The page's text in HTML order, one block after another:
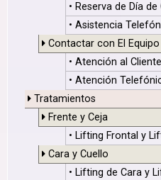
• Reserva de Día de
• Asistencia
Contactar con El Equipo
• Atención al Cliente
• Atención
Tratamientos
Frente y Ceja
• Lifting Frontal y
Cara y Cuello
• Lifting de Cara y